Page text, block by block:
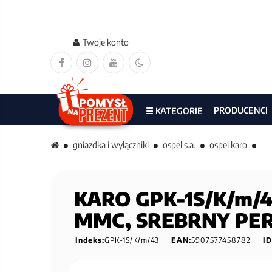
Twoje konto
☰ KATEGORIE PRODUCENCI
gniazdka i wyłączniki ospel s.a. ospel karo
KARO GPK-1S/K/
MMC, SREBRNY
Indeks:GPK-1S/K/m/43 EAN:5907577458782